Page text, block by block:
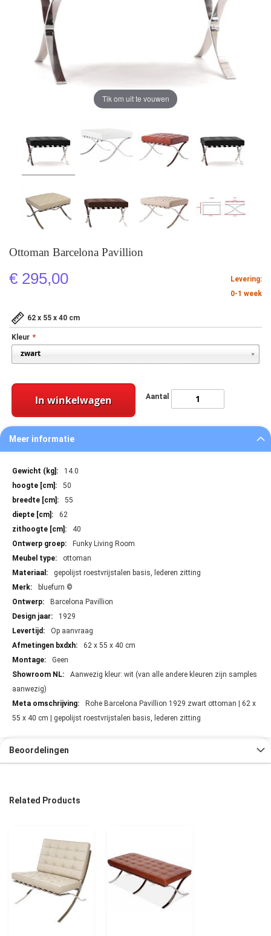
Ottoman Barcelona Pavillion
€ 295,00
Levering:
0-1 week
62 x 55 x 40 cm
Kleur
Aantal
In winkelwagen
Tik om uit te vouwen
Meer informatie
Meer
informatie
14.0
50
55
62
40
Funky Living Room
ottoman
gepolijst roestvrijstalen basis, lederen zitting
bluefurn ©
Barcelona Pavillion
1929
Op aanvraag
62 x 55 x 40 cm
Geen
Aanwezig kleur: wit (van alle andere kleuren zijn samples
aanwezig)
Rohe Barcelona Pavillion 1929 zwart ottoman | 62 x
55 x 40 cm | gepolijst roestvrijstalen basis, lederen zitting
Beoordelingen
Related Products